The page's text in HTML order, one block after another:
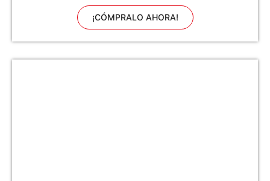
¡CÓMPRALO AHORA!